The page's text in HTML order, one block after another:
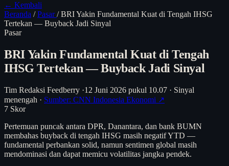
← Kembali
Beranda / Pasar/ BRI Yakin Fundamental Kuat di Tengah IHSG
Tertekan — Buyback Jadi Sinyal
Pasar
BRI Yakin Fundamental Kuat di Tengah
IHSG Tertekan — Buyback Jadi Sinyal
Tim Redaksi Feedberry ·12 Juni 2026 pukul 10.07 · Sinyal
menengah · Sumber: CNN Indonesia Ekonomi ↗
7 Skor
Pertemuan puncak antara DPR, Danantara, dan bank BUMN
membahas buyback di tengah IHSG masih negatif YTD —
fundamental perbankan solid, namun sentimen global masih
mendominasi dan dapat memicu volatilitas jangka pendek.